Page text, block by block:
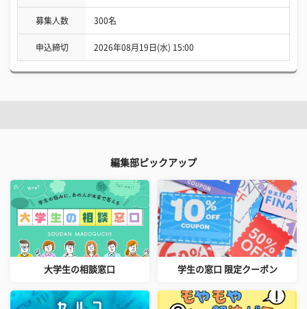
募集人数 300名
申込締切 2026年08月19日(水) 15:00
編集部ピックアップ
大学生の相談窓口 学生の窓口 限定クーポン